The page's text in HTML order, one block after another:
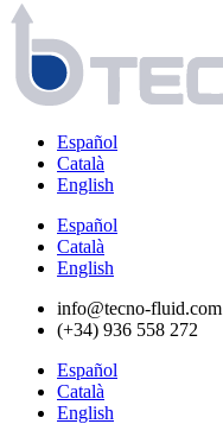
Español
Català
English
Español
Català
English
info@tecno-fluid.com
(+34) 936 558 272
Español
Català
English